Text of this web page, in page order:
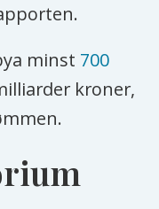
minst 700
kroner,